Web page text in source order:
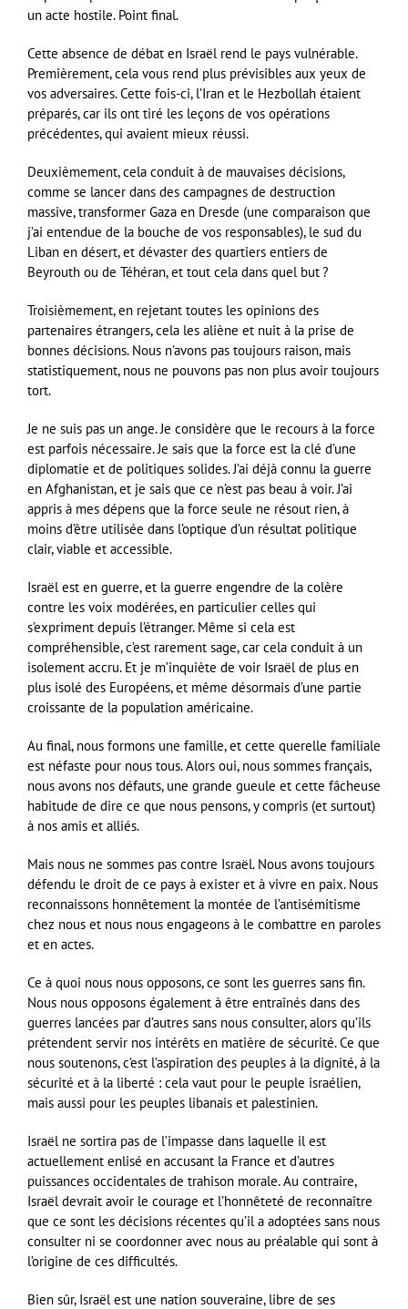
un acte hostile. Point final.
Cette absence de débat en Israël rend le pays vulnérable.
Premièrement, cela vous rend plus prévisibles aux yeux de
vos adversaires. Cette fois-ci, l’Iran et le Hezbollah étaient
préparés, car ils ont tiré les leçons de vos opérations
précédentes, qui avaient mieux réussi.
Deuxièmement, cela conduit à de mauvaises décisions,
comme se lancer dans des campagnes de destruction
massive, transformer Gaza en Dresde (une comparaison que
j’ai entendue de la bouche de vos responsables), le sud du
Liban en désert, et dévaster des quartiers entiers de
Beyrouth ou de Téhéran, et tout cela dans quel but ?
Troisièmement, en rejetant toutes les opinions des
partenaires étrangers, cela les aliène et nuit à la prise de
bonnes décisions. Nous n’avons pas toujours raison, mais
statistiquement, nous ne pouvons pas non plus avoir toujours
tort.
Je ne suis pas un ange. Je considère que le recours à la force
est parfois nécessaire. Je sais que la force est la clé d’une
diplomatie et de politiques solides. J’ai déjà connu la guerre
en Afghanistan, et je sais que ce n’est pas beau à voir. J’ai
appris à mes dépens que la force seule ne résout rien, à
moins d’être utilisée dans l’optique d’un résultat politique
clair, viable et accessible.
Israël est en guerre, et la guerre engendre de la colère
contre les voix modérées, en particulier celles qui
s’expriment depuis l’étranger. Même si cela est
compréhensible, c’est rarement sage, car cela conduit à un
isolement accru. Et je m’inquiète de voir Israël de plus en
plus isolé des Européens, et même désormais d’une partie
croissante de la population américaine.
Au final, nous formons une famille, et cette querelle familiale
est néfaste pour nous tous. Alors oui, nous sommes français,
nous avons nos défauts, une grande gueule et cette fâcheuse
habitude de dire ce que nous pensons, y compris (et surtout)
à nos amis et alliés.
Mais nous ne sommes pas contre Israël. Nous avons toujours
défendu le droit de ce pays à exister et à vivre en paix. Nous
reconnaissons honnêtement la montée de l’antisémitisme
chez nous et nous nous engageons à le combattre en paroles
et en actes.
Ce à quoi nous nous opposons, ce sont les guerres sans fin.
Nous nous opposons également à être entraînés dans des
guerres lancées par d’autres sans nous consulter, alors qu’ils
prétendent servir nos intérêts en matière de sécurité. Ce que
nous soutenons, c’est l’aspiration des peuples à la dignité, à la
sécurité et à la liberté : cela vaut pour le peuple israélien,
mais aussi pour les peuples libanais et palestinien.
Israël ne sortira pas de l’impasse dans laquelle il est
actuellement enlisé en accusant la France et d’autres
puissances occidentales de trahison morale. Au contraire,
Israël devrait avoir le courage et l’honnêteté de reconnaître
que ce sont les décisions récentes qu’il a adoptées sans nous
consulter ni se coordonner avec nous au préalable qui sont à
l’origine de ces difficultés.
Bien sûr, Israël est une nation souveraine, libre de ses